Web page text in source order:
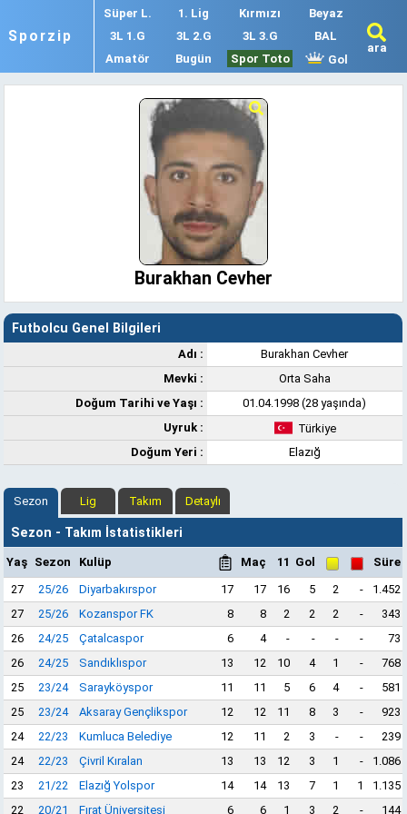
Sporzip
Süper L. 1. Lig Kırmızı
Beyaz
3L 1.G
3L 2.G 3L 3.G
BAL
Amatör
Bugün Spor Toto Gol
ara
Burakhan Cevher
Futbolcu Genel Bilgileri
Adı :
Burakhan Cevher
Mevki :
Orta Saha
Doğum Tarihi ve Yaşı :
01.04.1998 (28 yaşında)
Uyruk :
Türkiye
Doğum Yeri :
Elazığ
Sezon Lig Takım Detaylı
Sezon - Takım İstatistikleri
Yaş Sezon Kulüp Maç 11 Gol
Süre
27
25/26 Diyarbakırspor 17 17 16 5 2 -
1.452
27
25/26 Kozanspor FK 8 8 2 2 2 -
343
26
24/25 Çatalcaspor 6 4 - - - -
73
26
24/25 Sandıklıspor 13 12 10 4 1 -
768
25
23/24 Sarayköyspor 11 11 5 6 4 -
581
25
23/24 Aksaray Gençlikspor 12 12 11 8 3 -
923
24
22/23 Kumluca Belediye 12 11 2 3 - -
239
24
22/23 Çivril Kıralan 13 13 12 3 1 -
1.086
23
21/22 Elazığ Yolspor 14 14 13 7 1 1
1.135
22
20/21 Fırat Üniversitesi 6 6 1 3 2 - 144